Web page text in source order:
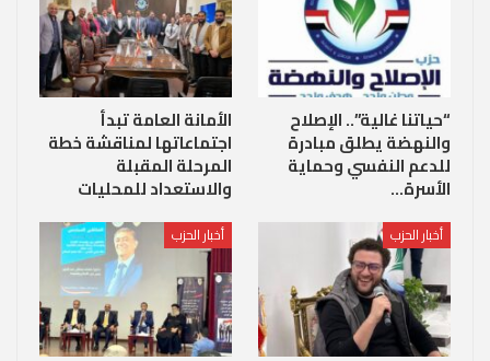
“حياتنا غالية”.. الإصلاح
والنهضة يطلق مبادرة
للدعم النفسي وحماية
الأسرة…
الأمانة العامة تبدأ
اجتماعاتها لمناقشة خطة
المرحلة المقبلة
والاستعداد للمحليات
أخبار الحزب أخبار الحزب